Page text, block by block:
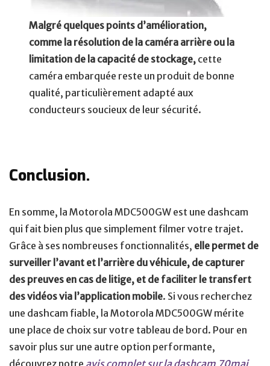
Malgré quelques points d’amélioration,
comme la résolution de la caméra arrière ou la
limitation de la capacité de stockage, cette
caméra embarquée reste un produit de bonne
qualité, particulièrement adapté aux
conducteurs soucieux de leur sécurité.
Conclusion.
En somme, la Motorola MDC500GW est une dashcam
qui fait bien plus que simplement filmer votre trajet.
Grâce à ses nombreuses fonctionnalités, elle permet de
surveiller l’avant et l’arrière du véhicule, de capturer
des preuves en cas de litige, et de faciliter le transfert
des vidéos via l’application mobile. Si vous recherchez
une dashcam fiable, la Motorola MDC500GW mérite
une place de choix sur votre tableau de bord. Pour en
savoir plus sur une autre option performante,
découvrez notre avis complet sur la dashcam 70mai